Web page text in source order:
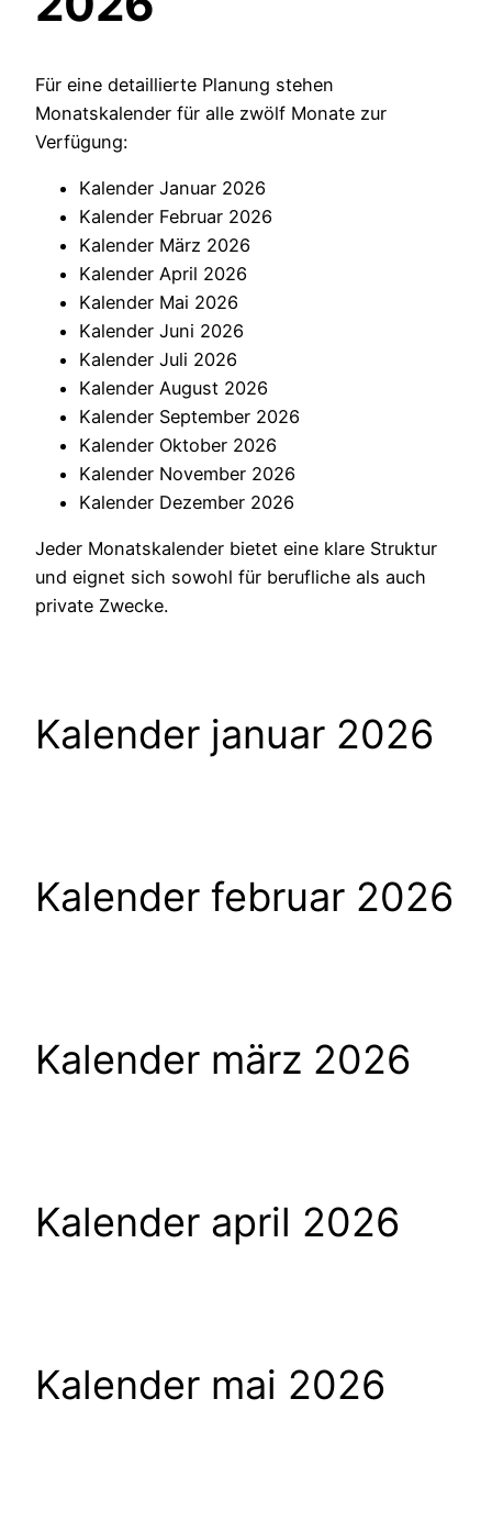
Für eine detaillierte Planung stehen
Monatskalender für alle zwölf Monate zur
Verfügung:
Kalender Januar 2026
Kalender Februar 2026
Kalender März 2026
Kalender April 2026
Kalender Mai 2026
Kalender Juni 2026
Kalender Juli 2026
Kalender August 2026
Kalender September 2026
Kalender Oktober 2026
Kalender November 2026
Kalender Dezember 2026
Jeder Monatskalender bietet eine klare Struktur
und eignet sich sowohl für berufliche als auch
private Zwecke.
Kalender januar 2026
Kalender februar 2026
Kalender märz 2026
Kalender april 2026
Kalender mai 2026